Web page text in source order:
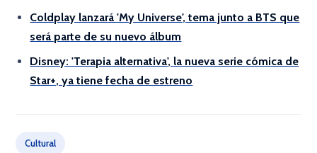
Coldplay lanzará 'My Universe', tema junto a BTS que
será parte de su nuevo álbum
Disney: 'Terapia alternativa', la nueva serie cómica de
Star+, ya tiene fecha de estreno
Cultural